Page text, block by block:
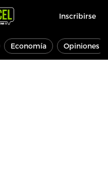
Inscribirse
Economía Opiniones